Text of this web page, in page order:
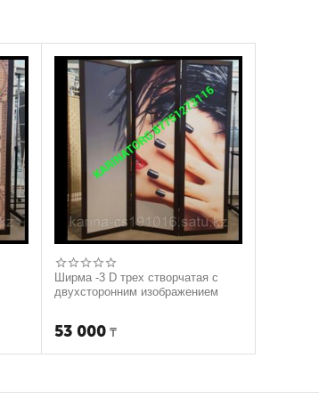
Ширма -3 D трех створчатая с
двухсторонним изображением
53 000 ₸